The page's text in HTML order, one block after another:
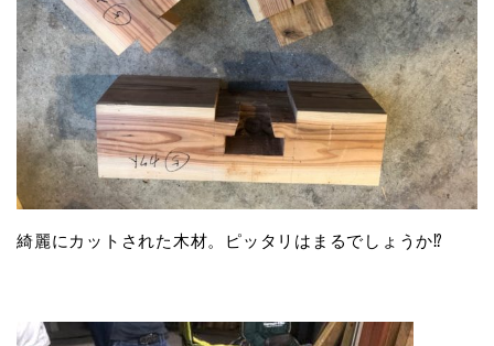
綺麗にカットされた木材。ピッタリはまるでしょうか⁉️